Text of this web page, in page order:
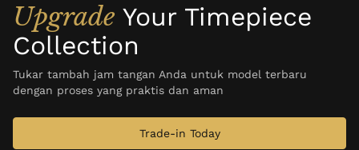
Upgrade Your Timepiece
Collection
Tukar tambah jam tangan Anda untuk model terbaru
dengan proses yang praktis dan aman
Trade-in Today